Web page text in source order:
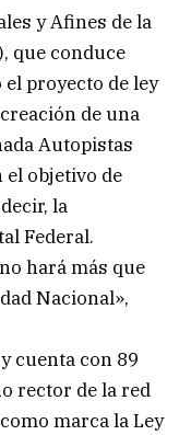
y Afines de la
que conduce
proyecto de ley
de una
Autopistas
el objetivo de
la
Federal.
hará más que
Nacional»,
cuenta con 89
rector de la red
marca la Ley